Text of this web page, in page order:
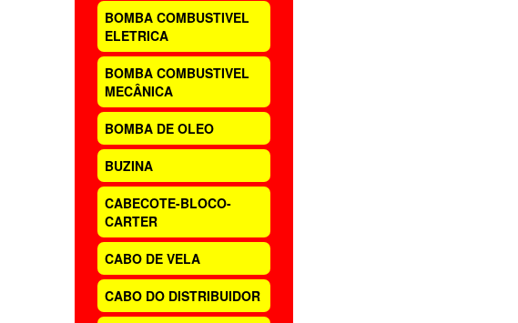
BOMBA COMBUSTIVEL
ELETRICA
BOMBA COMBUSTIVEL
MECÂNICA
BOMBA DE OLEO
BUZINA
CABECOTE-BLOCO-
CARTER
CABO DE VELA
CABO DO DISTRIBUIDOR